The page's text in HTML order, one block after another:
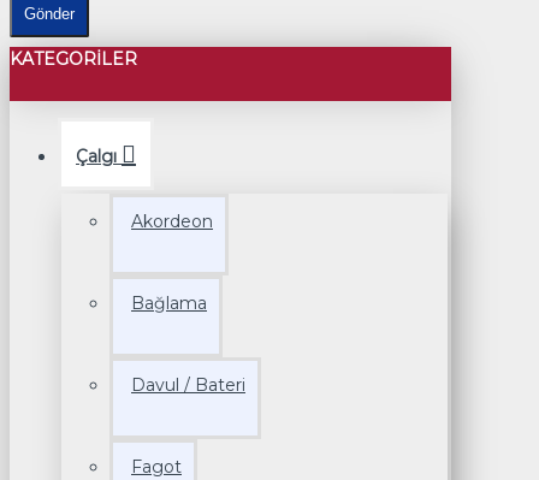
Gönder
KATEGORILER
Çalgı
Akordeon
Bağlama
Davul / Bateri
Fagot